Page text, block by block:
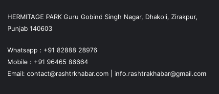
HERMITAGE PARK Guru Gobind Singh Nagar, Dhakoli, Zirakpur,
Punjab 140603
Whatsapp : +91 82888 28976
Mobile : +91 96465 86664
Email: contact@rashtrkhabar.com | info.rashtrakhabar@gmail.com